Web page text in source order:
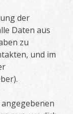
der
Daten aus
zu
und im